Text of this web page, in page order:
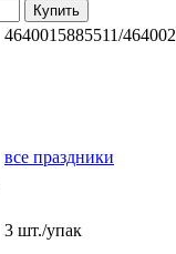
Купить
4640015885511/464002
все праздники
3 шт./упак